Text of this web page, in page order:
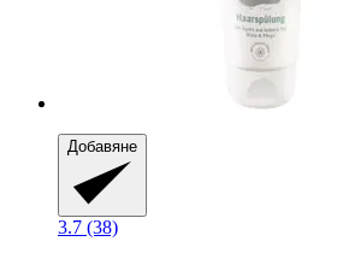
Добавяне
3.7 (38)